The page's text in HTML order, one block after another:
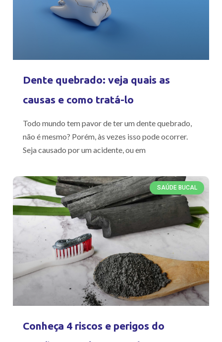
Dente quebrado: veja quais as
causas e como tratá-lo
Todo mundo tem pavor de ter um dente quebrado,
não é mesmo? Porém, às vezes isso pode ocorrer.
Seja causado por um acidente, ou em
SAÚDE BUCAL
Conheça 4 riscos e perigos do